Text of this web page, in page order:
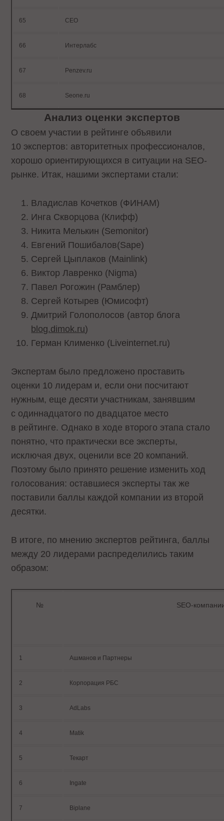
65 СЕО
66 Интерлабс
67 Penzev.ru
68 Seone.ru
Анализ оценки экспертов
О своем участии в рейтинге объявили
10 экспертов: авторитетных профессионалов,
хорошо ориентирующихся в ситуации на SEO-
рынке. Итак, нашими экспертами стали:
Владислав Кочетков (ФИНАМ)
Инга Скворцова (Клифф)
Никита Мелькин (Semonitor)
Евгений Пошибалов(Sape)
Сергей Цыплаков (Mainlink)
Виктор Лавренко (Nigma)
Павел Рогожин (Рамблер)
Сергей Котырев (Юмисофт)
Дмитрий Голополосов (автор блога
blog.dimok.ru)
Герман Клименко (Liveinternet.ru)
Экспертам было предложено проставить
оценки 10 лидерам и, если они посчитают
нужным, еще десяти участникам, занявшим
с одиннадцатого по двадцатое место
в рейтинге. Однако в ходе второго этапа стало
понятно, что практически все эксперты,
исключая двух, оценили все 20 компаний.
Поэтому было принято решение изменить ход
голосования: оставшиеся эксперты так же
поставили баллы каждой компании из второй
десятки.
В итоге, по мнению экспертов рейтинга, баллы
между 20 лидерами распределились таким
образом:
№ SEO-
1 Ашманов и Партнеры
2 Корпорация РБС
3 AdLabs
4 Matik
5 Текарт
6 Ingate
7 Biplane